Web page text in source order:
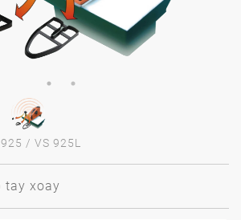
/ VS 925L
tay xoay